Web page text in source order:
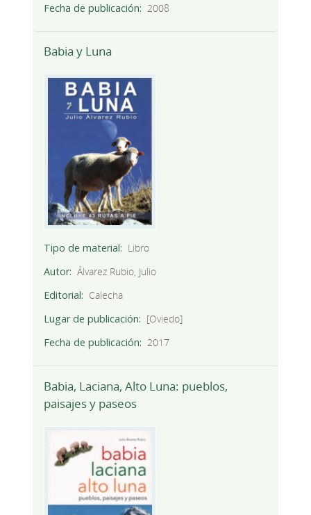
Fecha de publicación
2008
Babia y Luna
Tipo de material
Libro
Autor
Álvarez Rubio, Julio
Editorial
Calecha
Lugar de publicación
[Oviedo]
Fecha de publicación
2017
Babia, Laciana, Alto Luna: pueblos,
paisajes y paseos